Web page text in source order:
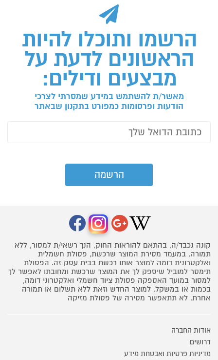
הרשמו ותוכלו להיות
הראשונים לדעת על
מבצעים ודילים:
מאשר/ת להשתמש במידע שמסרתי לצרכי
הודעות ופרסומות כמפורט בתקנון שבאתר
קונה נכבד/ה, בהתאם להוראות החוק, הנך רשאי/ת למסור, ללא
תמורה, במעמד מסירת המוצר שרכשת, פסולת חשמלית
ואלקטרונית דומה למוצר אותו רכשת בבית עסק זה. הפסולת
תימסר למוביל שיספק לך את המוצר שרכשת ומחובתו לאפשר לך
למסור במועד האספקה פסולת ציוד חשמלי ואלקטרוני דומה,
בכמות או במשקל, למוצר החדש וזאת ללא תשלום או תמורה
אחרת. לא תתאפשר מסירה של פסולת מזיקה
אודות החברה
דרושים
מדיניות פרטיות ואבטחת מידע